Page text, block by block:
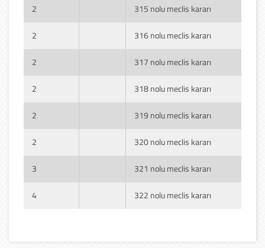
2 315 nolu meclis kararı
2 316 nolu meclis kararı
2 317 nolu meclis kararı
2 318 nolu meclis kararı
2 319 nolu meclis kararı
2 320 nolu meclis kararı
3 321 nolu meclis kararı
4 322 nolu meclis kararı